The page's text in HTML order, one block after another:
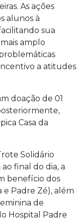
As ações
alunos à
sua
amplo
incentivo a atitudes
doação de 01
Casa da
Solidário
final do dia, a
benefício dos
e Padre Zé), além
de
Hospital Padre